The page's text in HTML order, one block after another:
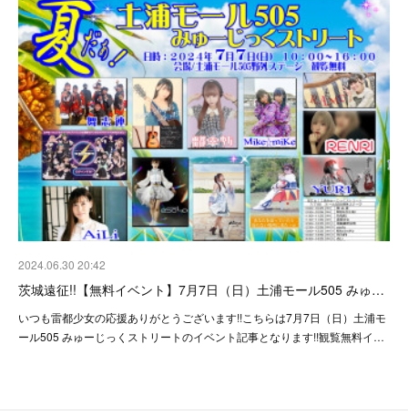
2024.06.30 20:42
茨城遠征!!【無料イベント】7月7日（日）土浦モール505 みゅ…
いつも雷都少女の応援ありがとうございます!!こちらは7月7日（日）土浦モ
ール505 みゅーじっくストリートのイベント記事となります!!観覧無料イ…